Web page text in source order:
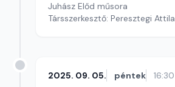
Juhász Előd műsora
Társszerkesztő: Peresztegi Attila
2025. 09. 05. péntek 16:30